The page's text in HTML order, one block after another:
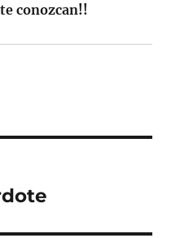
conozcan!!